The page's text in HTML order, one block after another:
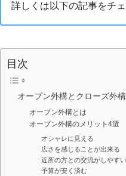
詳しくは以下の記事をチェ
目次
オープン外構とクローズ外
オープン外構とは
オープン外構のメリット4選
オシャレに見える
広さを感じることが出来る
近所の方との交流がしやすい
予算が安く済む